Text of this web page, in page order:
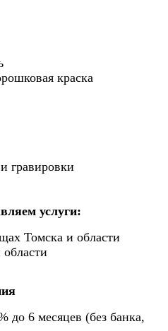
краска
гравировки
услуги:
Томска и области
области
до 6 месяцев (без банка,